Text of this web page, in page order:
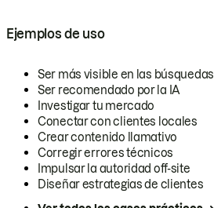
Ejemplos de uso
Ser más visible en las búsquedas
Ser recomendado por la IA
Investigar tu mercado
Conectar con clientes locales
Crear contenido llamativo
Corregir errores técnicos
Impulsar la autoridad off-site
Diseñar estrategias de clientes